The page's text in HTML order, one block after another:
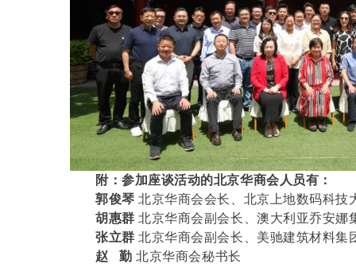
附：参加座谈活动的北京华商会人员有：
郭俊琴 北京华商会会长、北京上地数码科技
胡惠群 北京华商会副会长、澳大利亚乔安娜
张立群 北京华商会副会长、美驰建筑材料集
赵 勤 北京华商会秘书长